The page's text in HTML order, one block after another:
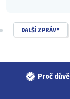
DALŠÍ ZPRÁVY
Proč